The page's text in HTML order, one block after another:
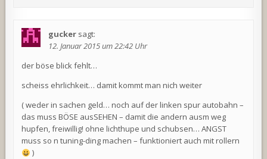
gucker sagt:
12. Januar 2015 um 22:42 Uhr
der böse blick fehlt…
scheiss ehrlichkeit… damit kommt man nich weiter
( weder in sachen geld… noch auf der linken spur autobahn –
das muss BÖSE ausSEHEN – damit die andern ausm weg
hupfen, freiwillig! ohne lichthupe und schubsen… ANGST
muss so n tuning-ding machen – funktioniert auch mit rollern
)